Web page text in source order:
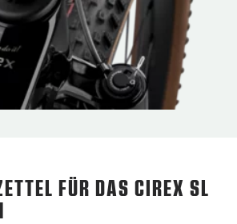
FÜR DAS CIREX SL